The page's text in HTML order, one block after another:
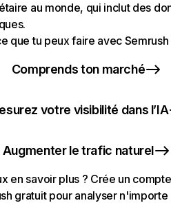
au monde, qui inclut des
que tu peux faire avec Semrush
Comprends ton marché
votre visibilité dans l’IA
Augmenter le trafic naturel
en savoir plus ? Crée un compte
gratuit pour analyser n'importe